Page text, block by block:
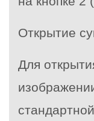
Открытие
Для